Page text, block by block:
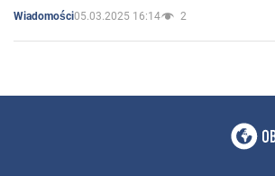
Wiadomości05.03.2025 16:14 2